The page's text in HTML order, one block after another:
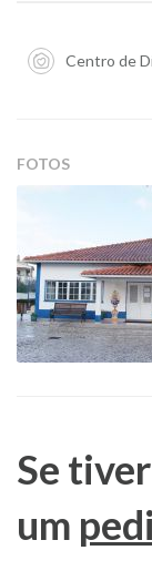
Centro de
FOTOS
Se
um